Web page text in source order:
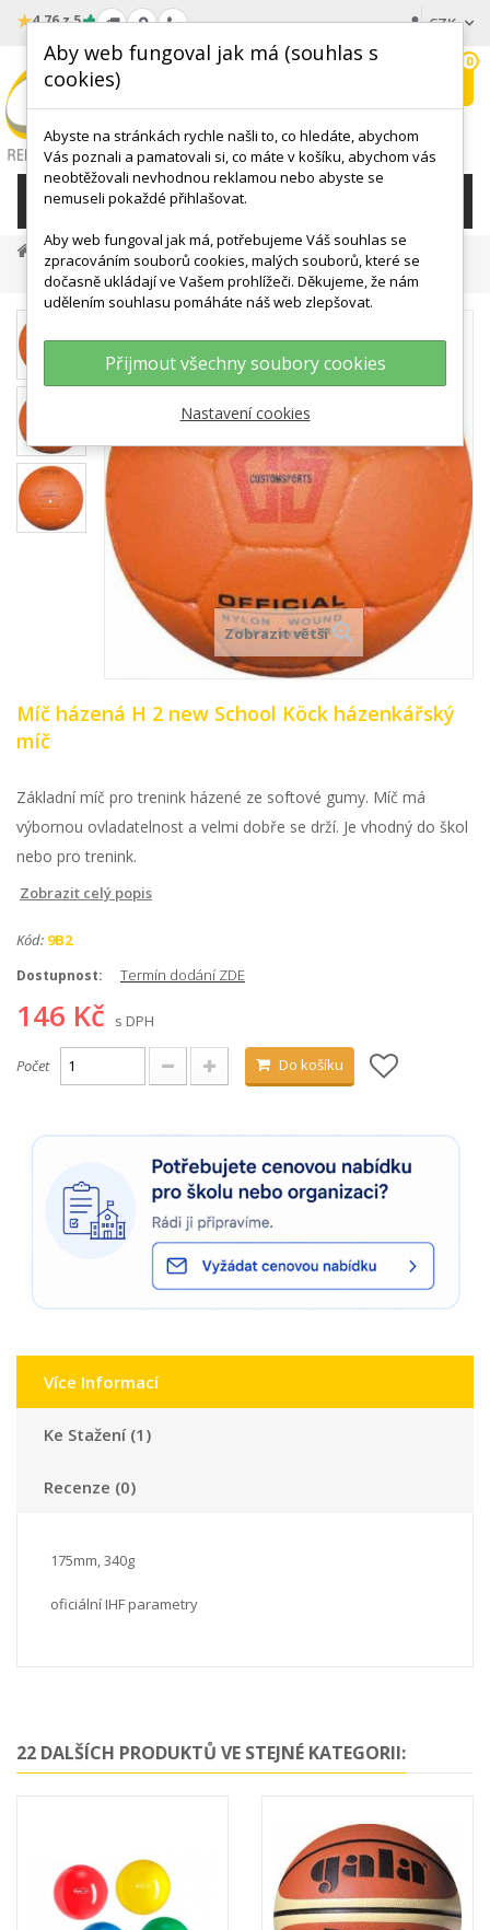
★4.76 z 5 CZK
wishlist
0
KATEGORIE
MÍČE, BALÓNY
Sportovní Míče
Míč Házená H 2 New School Köck Házenkářský Míč
Zobrazit větší
Míč házená H 2 new School Köck házenkářský
míč
Základní míč pro trenink házené ze softové gumy. Míč má
výbornou ovladatelnost a velmi dobře se drží. Je vhodný do škol
nebo pro trenink.
Zobrazit celý popis
Kód: 9B2
Dostupnost: Termín dodání ZDE
146 Kč s DPH
Počet Do košíku
Více Informací
Ke Stažení (1)
Recenze (0)
175mm, 340g
oficiální IHF parametry
22 DALŠÍCH PRODUKTŮ VE STEJNÉ KATEGORII:
Aby web fungoval jak má (souhlas s
cookies)
Abyste na stránkách rychle našli to, co hledáte, abychom
Vás poznali a pamatovali si, co máte v košíku, abychom vás
neobtěžovali nevhodnou reklamou nebo abyste se
nemuseli pokaždé přihlašovat.
Aby web fungoval jak má, potřebujeme Váš souhlas se
zpracováním souborů cookies, malých souborů, které se
dočasně ukládají ve Vašem prohlížeči. Děkujeme, že nám
udělením souhlasu pomáháte náš web zlepšovat.
Přijmout všechny soubory cookies
Nastavení cookies